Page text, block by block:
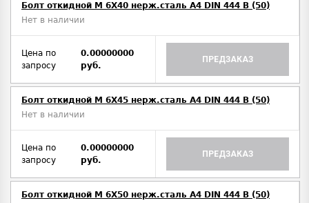
Болт откидной M 6Х40 нерж.сталь A4 DIN 444 B (50)
Нет в наличии
Цена по
запросу
0.00000000
руб.
ПРЕДЗАКАЗ
Болт откидной M 6Х45 нерж.сталь A4 DIN 444 B (50)
Нет в наличии
Цена по
запросу
0.00000000
руб.
ПРЕДЗАКАЗ
Болт откидной M 6Х50 нерж.сталь A4 DIN 444 B (50)